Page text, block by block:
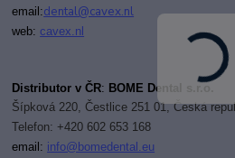
email:dental@cavex.nl
web:cavex.nl
Distributor v ČR: BOME Dental s.r.o.
Šípková 220, Čestlice 251 01, Česká
Telefon: +420 602 653 168
email: info@bomedental.eu